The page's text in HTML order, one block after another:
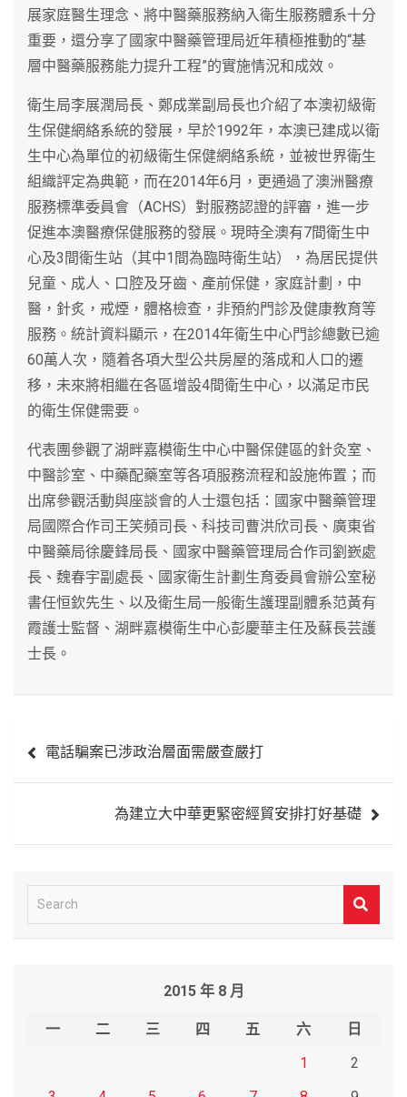
展家庭醫生理念、將中醫藥服務納入衛生服務體系十分
重要，還分享了國家中醫藥管理局近年積極推動的“基
層中醫藥服務能力提升工程”的實施情況和成效。
衛生局李展潤局長、鄭成業副局長也介紹了本澳初級衛
生保健網絡系統的發展，早於1992年，本澳已建成以衛
生中心為單位的初級衛生保健網絡系統，並被世界衛生
組織評定為典範，而在2014年6月，更通過了澳洲醫療
服務標準委員會（ACHS）對服務認證的評審，進一步
促進本澳醫療保健服務的發展。現時全澳有7間衛生中
心及3間衛生站（其中1間為臨時衛生站），為居民提供
兒童、成人、口腔及牙齒、產前保健，家庭計劃，中
醫，針炙，戒煙，體格檢查，非預約門診及健康教育等
服務。統計資料顯示，在2014年衛生中心門診總數已逾
60萬人次，隨着各項大型公共房屋的落成和人口的遷
移，未來將相繼在各區增設4間衛生中心，以滿足市民
的衛生保健需要。
代表團參觀了湖畔嘉模衛生中心中醫保健區的針灸室、
中醫診室、中藥配藥室等各項服務流程和設施佈置；而
出席參觀活動與座談會的人士還包括：國家中醫藥管理
局國際合作司王笑頻司長、科技司曹洪欣司長、廣東省
中醫藥局徐慶鋒局長、國家中醫藥管理局合作司劉嶔處
長、魏春宇副處長、國家衛生計劃生育委員會辦公室秘
書任恒欽先生、以及衛生局一般衛生護理副體系范黃有
霞護士監督、湖畔嘉模衛生中心彭慶華主任及蘇長芸護
士長。
章
電話騙案已涉政治層面需嚴查嚴打
為建立大中華更緊密經貿安排打好基礎
e
2015 年 8 月
一 二 三 四 五 六
日
1
2